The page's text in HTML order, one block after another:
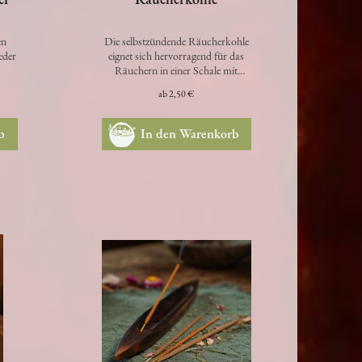
Räucherkohle
Die selbstzündende Räucherkohle
eignet sich hervorragend für das
Räuchern in einer Schale mit
Räuchersand. Durch einen gerin…
2,50 €
In den Warenkorb